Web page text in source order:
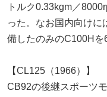
トルク0.33kgm／
った。なお国内向けに
備したのみのC100Hを
【CL125（1966）】
CB92の後継スポーツ